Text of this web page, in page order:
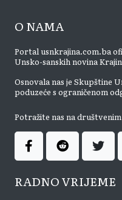
O NAMA
Portal usnkrajina.com.ba
Unsko-sanskih novina
Osnovala nas je Skupštine
poduzeće s ograničenom
Potražite nas na
RADNO VRIJEME